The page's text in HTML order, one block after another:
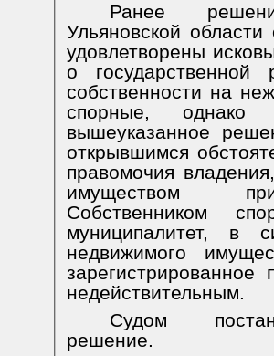
Ранее
Ульяновской
удовлетворены
о государственной
собственности на
спорные,
вышеуказанное
открывшимся
правомочия
имуществом
Собственником
муниципалитет, в
недвижимого
недействительным.
Судом
решение.